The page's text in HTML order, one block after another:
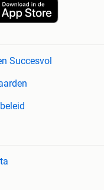
Succesvol